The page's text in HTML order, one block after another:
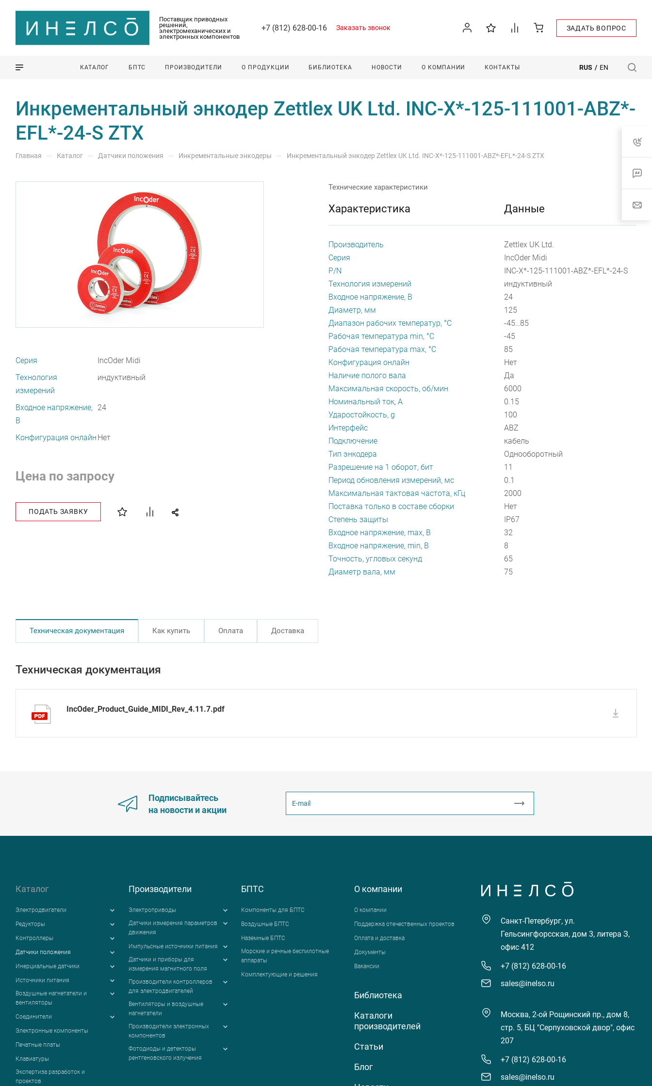
Поставщик приводных
решений,
электромеханических и
электронных компонентов
+7 (812) 628-00-16 Заказать звонок ЗАДАТЬ ВОПРОС
КАТАЛОГ БПТС ПРОИЗВОДИТЕЛИ О ПРОДУКЦИИ БИБЛИОТЕКА НОВОСТИ О КОМПАНИИ КОНТАКТЫ RUS / EN
Инкрементальный энкодер Zettlex UK Ltd. INC-X*-125-111001-ABZ*-
EFL*-24-S ZTX
Главная — Каталог — Датчики положения — Инкрементальные энкодеры — Инкрементальный энкодер Zettlex UK Ltd. INC-X*-125-111001-ABZ*-EFL*-24-S ZTX
Серия
IncOder Midi
Технология
измерений
индуктивный
Входное напряжение,
В
24
Конфигурация онлайн Нет
Цена по запросу
ПОДАТЬ ЗАЯВКУ
Технические характеристики
Характеристика Данные
Производитель
Zettlex UK Ltd.
Серия
IncOder Midi
P/N
INC-X*-125-111001-ABZ*-EFL*-24-S
Технология измерений
индуктивный
Входное напряжение, В
24
Диаметр, мм
125
Диапазон рабочих температур, °С
-45…85
Рабочая температура min, °С
-45
Рабочая температура max, °С
85
Конфигурация онлайн
Нет
Наличие полого вала
Да
Максимальная скорость, об/мин
6000
Номинальный ток, А
0.15
Ударостойкость, g
100
Интерфейс
ABZ
Подключение
кабель
Тип энкодера
Однооборотный
Разрешение на 1 оборот, бит
11
Период обновления измерений, мс
0.1
Максимальная тактовая частота, кГц
2000
Поставка только в составе сборки
Нет
Степень защиты
IP67
Входное напряжение, max, В
32
Входное напряжение, min, В
8
Точность, угловых секунд
65
Диаметр вала, мм
75
Техническая документация Как купить Оплата Доставка
Техническая документация
IncOder_Product_Guide_MIDI_Rev_4.11.7.pdf
Подписывайтесь
на новости и акции
Каталог
Электродвигатели
Редукторы
Контроллеры
Датчики положения
Инерциальные датчики
Источники питания
Воздушные нагнетатели и
вентиляторы
Соединители
Электронные компоненты
Печатные платы
Клавиатуры
Экспертиза разработок и
проектов
Производители
Электроприводы
Датчики измерения параметров
движения
Импульсные источники питания
Датчики и приборы для
измерения магнитного поля
Производители контроллеров
для электродвигателей
Вентиляторы и воздушные
нагнетатели
Производители электронных
компонентов
Фотодиоды и детекторы
рентгеновского излучения
БПТС
Компоненты для БПТС
Воздушные БПТС
Наземные БПТС
Морские и речные беспилотные
аппараты
Комплектующие и решения
О компании
О компании
Поддержка отечественных проектов
Оплата и доставка
Документы
Вакансии
Библиотека
Каталоги
производителей
Статьи
Блог
Санкт-Петербург, ул.
Гельсингфорсская, дом 3, литера З,
офис 412
+7 (812) 628-00-16
sales@inelso.ru
Москва, 2-ой Рощинский пр., дом 8,
стр. 5, БЦ "Серпуховской двор", офис
207
+7 (812) 628-00-16
sales@inelso.ru